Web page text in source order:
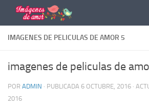
Saltar al contenido
IMAGENES DE PELICULAS DE AMOR 5
imagenes de peliculas de
POR ADMIN · PUBLICADA 6 OCTUBRE, 2016 ·
2016